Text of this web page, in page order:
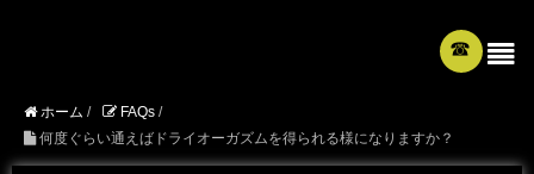
☎︎
ホーム / FAQs /
何度ぐらい通えばドライオーガズムを得られる様になりますか？